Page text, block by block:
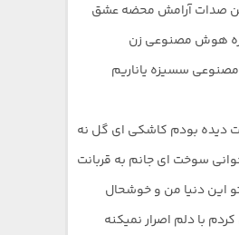
صدات آرامش محضه عشق
هوش مصنوعی زن
سسیزه یاناریم
دیده بودم کاشکی ای گل نه
سوخت ای جانم به قربانت
این دنیا من و خوشحال
با دلم اصرار نمیکنه